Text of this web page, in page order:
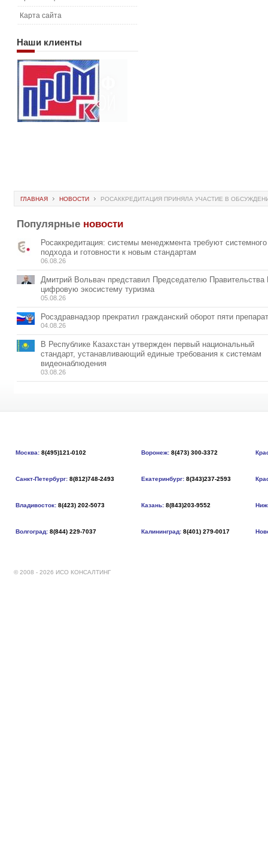
Карта сайта
Наши клиенты
ГЛАВНАЯ НОВОСТИ РОСАККРЕДИТАЦИЯ ПРИНЯЛА УЧАСТИЕ В
Популярные новости
Росаккредитация: системы менеджмента требуют системного
подхода и готовности к новым стандартам
06.08.26
Дмитрий Вольвач представил Председателю
цифровую экосистему туризма
05.08.26
Росздравнадзор прекратил гражданский оборот пяти
04.08.26
В Республике Казахстан утвержден первый национальный
стандарт, устанавливающий единые требования к системам
видеонаблюдения
03.08.26
Москва: 8(495)121-0102 Воронеж: 8(473) 300-3372
Санкт-Петербург: 8(812)748-2493 Екатеринбург: 8(343)237-2593
Владивосток: 8(423) 202-5073 Казань: 8(843)203-9552
Волгоград: 8(844) 229-7037 Калининград: 8(401) 279-0017
© 2008 - 2026 ИСО КОНСАЛТИНГ